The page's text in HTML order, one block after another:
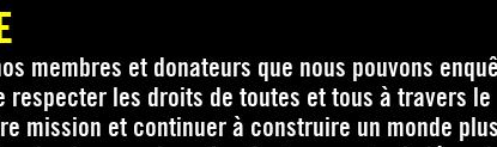
membres et donateurs que nous pouvons
respecter les droits de toutes et tous à travers le
mission et continuer à construire un monde